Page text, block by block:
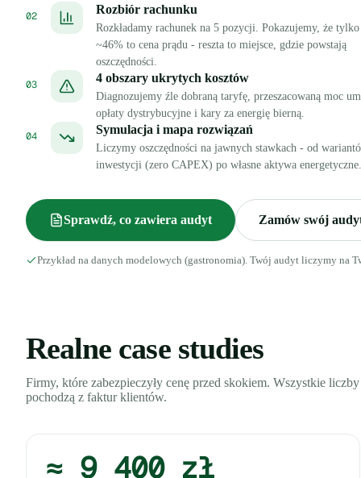
02 Rozbiór rachunku
Rozkładamy rachunek na 5 pozycji. Pokazujemy, że tylko
~46% to cena prądu - reszta to miejsce, gdzie powstają
oszczędności.
03 4 obszary ukrytych kosztów
Diagnozujemy źle dobraną taryfę, przeszacowaną moc
opłaty dystrybucyjne i kary za energię bierną.
04 Symulacja i mapa rozwiązań
Liczymy oszczędności na jawnych stawkach - od
inwestycji (zero CAPEX) po własne aktywa energetyczne.
Sprawdź, co zawiera audyt Zamów swój
Przykład na danych modelowych (gastronomia). Twój audyt liczymy na
Realne case studies
Firmy, które zabezpieczyły cenę przed skokiem. Wszystkie liczby
pochodzą z faktur klientów.
≈ 9 400 zł